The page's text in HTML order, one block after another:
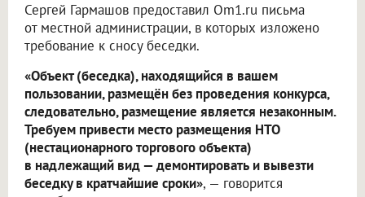
Сергей Гармашов предоставил Om1.ru письма
от местной администрации, в которых изложено
требование к сносу беседки.
«Объект (беседка), находящийся в вашем
пользовании, размещён без проведения конкурса,
следовательно, размещение является незаконным.
Требуем привести место размещения НТО
(нестационарного торгового объекта)
в надлежащий вид — демонтировать и вывезти
беседку в кратчайшие сроки», — говорится